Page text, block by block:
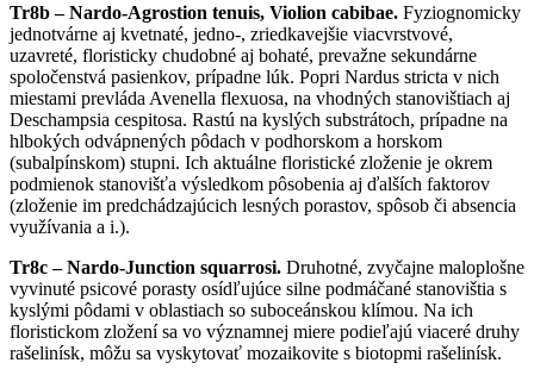
Tr8b – Nardo-Agrostion tenuis, Violion cabibae. Fyziognomicky
jednotvárne aj kvetnaté, jedno-, zriedkavejšie viacvrstvové,
uzavreté, floristicky chudobné aj bohaté, prevažne sekundárne
spoločenstvá pasienkov, prípadne lúk. Popri Nardus stricta v nich
miestami prevláda Avenella flexuosa, na vhodných stanovištiach aj
Deschampsia cespitosa. Rastú na kyslých substrátoch, prípadne na
hlbokých odvápnených pôdach v podhorskom a horskom
(subalpínskom) stupni. Ich aktuálne floristické zloženie je okrem
podmienok stanovišťa výsledkom pôsobenia aj ďalších faktorov
(zloženie im predchádzajúcich lesných porastov, spôsob či absencia
využívania a i.).
Tr8c – Nardo-Junction squarrosi. Druhotné, zvyčajne maloplošne
vyvinuté psicové porasty osídľujúce silne podmáčané stanovištia s
kyslými pôdami v oblastiach so suboceánskou klímou. Na ich
floristickom zložení sa vo významnej miere podieľajú viaceré druhy
rašelinísk, môžu sa vyskytovať mozaikovite s biotopmi rašelinísk.